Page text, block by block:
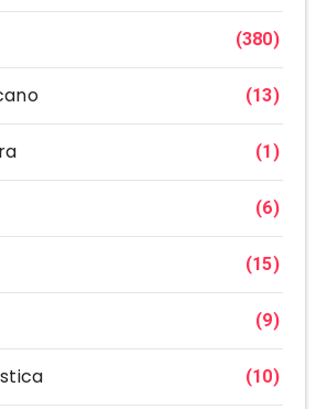
(380)
(13)
(1)
(6)
(15)
(9)
(10)